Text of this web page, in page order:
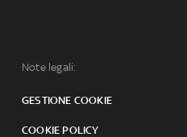
Note legali:
GESTIONE COOKIE
COOKIE POLICY